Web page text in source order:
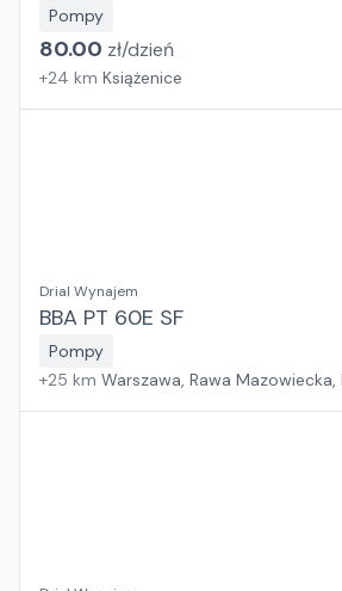
Pompy
80.00 zł/dzień
+24 km Książenice
Drial Wynajem
BBA PT 60E SF
Pompy
+25 km Warszawa, Rawa Mazowiecka,